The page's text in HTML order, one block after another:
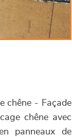
chêne - Façade
chêne avec
panneaux de